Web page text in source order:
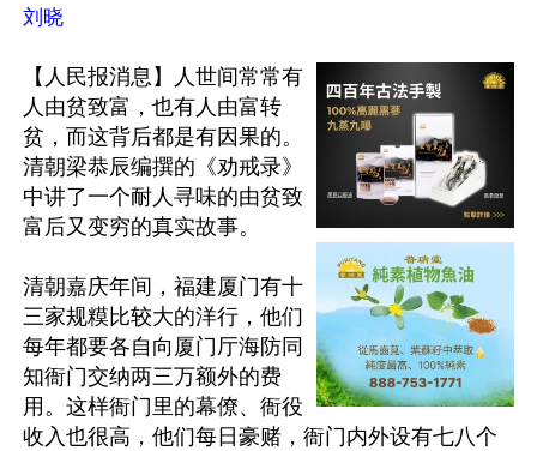
刘晓
【人民报消息】人世间常常有
人由贫致富，也有人由富转
贫，而这背后都是有因果的。
清朝梁恭辰编撰的《劝戒录》
中讲了一个耐人寻味的由贫致
富后又变穷的真实故事。
清朝嘉庆年间，福建厦门有十
三家规糢比较大的洋行，他们
每年都要各自向厦门厅海防同
知衙门交纳两三万额外的费
用。这样衙门里的幕僚、衙役
收入也很高，他们每日豪赌，衙门内外设有七八个